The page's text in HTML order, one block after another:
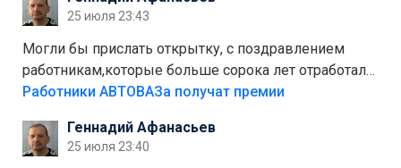
Штрафы мизерные.
25 июля 23:43
Могли бы прислать открытку, с поздравлением
работникам,которые больше сорока лет отработали
на предприятии.
Работники АВТОВАЗа получат премии
Геннадий Афанасьев
25 июля 23:40